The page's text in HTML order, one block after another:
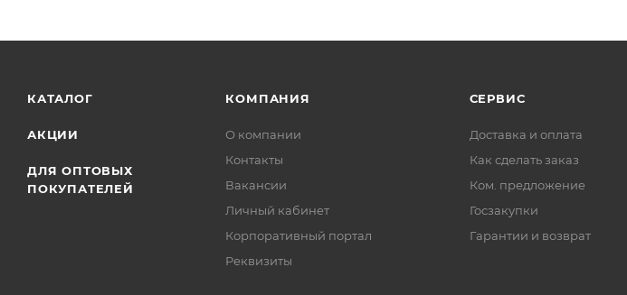
КАТАЛОГ
АКЦИИ
ДЛЯ ОПТОВЫХ
ПОКУПАТЕЛЕЙ
КОМПАНИЯ
О компании
Контакты
Вакансии
Личный кабинет
Корпоративный портал
Реквизиты
СЕРВИС
Доставка и оплата
Как сделать заказ
Ком. предложение
Госзакупки
Гарантии и возврат